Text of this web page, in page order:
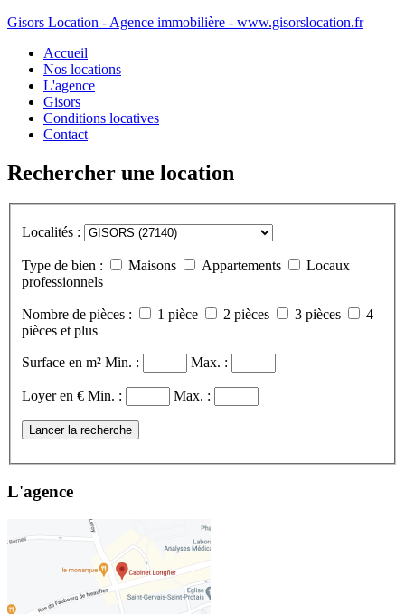
Gisors Location - Agence immobilière - www.gisorslocation.fr
Accueil
Nos locations
L'agence
Gisors
Conditions locatives
Contact
Rechercher une location
Localités :
Type de bien : Maisons Appartements
Locaux
professionnels
Nombre de pièces : 1 pièce 2 pièces 3 pièces
4
pièces et plus
Surface en m² Min. : Max. :
Loyer en € Min. : Max. :
Lancer la recherche
L'agence